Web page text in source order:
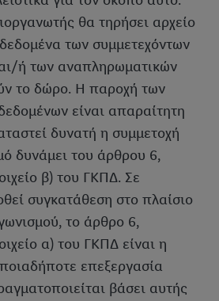
θα τηρήσει αρχείο
των συμμετεχόντων
ή των αναπληρωματικών
το δώρο. Η παροχή των
είναι απαραίτητη
δυνατή η συμμετοχή
δυνάμει του άρθρου 6,
β) του ΓΚΠΔ. Σε
συγκατάθεση στο πλαίσιο
το άρθρο 6,
α) του ΓΚΠΔ είναι η
επεξεργασία
βάσει αυτής